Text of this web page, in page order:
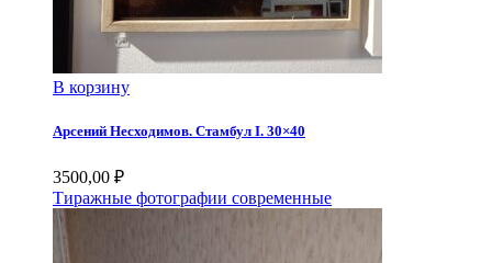
В корзину
Арсений Несходимов. Стамбул I. 30×40
3500,00 ₽
Тиражные фотографии современные